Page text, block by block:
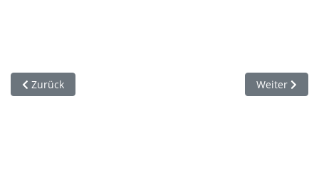
Vorheriger Beitrag: WRRL Fulda - Rhön: Feldbegehung
Zurück Nächster
Weiter